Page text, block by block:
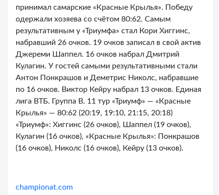
принимал самарские «Красные Крылья». Победу
одержали хозяева со счётом 80:62. Самым
результативным у «Триумфа» стал Кори Хиггинс,
набравший 26 очков. 19 очков записал в свой актив
Джереми Шаппел. 16 очков набрал Дмитрий
Кулагин. У гостей самыми результативными стали
Антон Понкрашов и Деметрис Николс, набравшие
по 16 очков. Виктор Кейру набрал 13 очков. Единая
лига ВТБ. Группа B. 11 тур «Триумф» — «Красные
Крылья» — 80:62 (20:19, 19:10, 21:15, 20:18)
«Триумф»: Хиггинс (26 очков), Шаппел (19 очков),
Кулагин (16 очков), «Красные Крылья»: Понкрашов
(16 очков), Николс (16 очков), Кейру (13 очков).
championat.com